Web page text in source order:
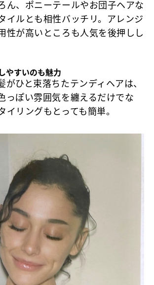
ん、ポニーテールやお団子ヘアな
イルとも相性バッチリ。アレンジ
性が高いところも人気を後押しし
やすいのも魅力
ひと束落ちたテンディヘアは、
っぽい雰囲気を纏えるだけでな
イリングもとっても簡単。